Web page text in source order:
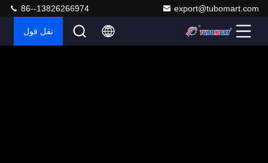
export@tubomart.com
86--13826266974
نقل قول